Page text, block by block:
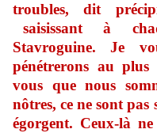
troubles, dit
saisissant à
Stavroguine. Je
pénétrerons au
vous que nous
nôtres, ce ne sont
égorgent. Ceux-là